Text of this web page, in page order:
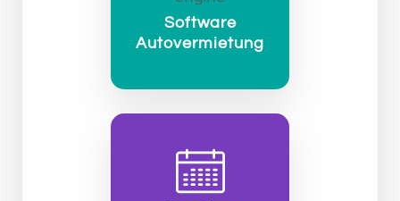
Software
Autovermietung